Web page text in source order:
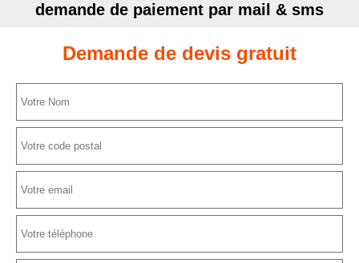
demande de paiement par mail & sms
Demande de devis gratuit